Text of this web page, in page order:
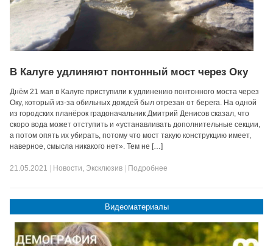
В Калуге удлиняют понтонный мост через Оку
Днём 21 мая в Калуге приступили к удлинению понтонного моста через
Оку, который из-за обильных дождей был отрезан от берега. На одной
из городских планёрок градоначальник Дмитрий Денисов сказал, что
скоро вода может отступить и «устанавливать дополнительные секции,
а потом опять их убирать, потому что мост такую конструкцию имеет,
наверное, смысла никакого нет». Тем не […]
21.05.2021 Новости, Эксклюзив Подробнее
Видеоматериалы